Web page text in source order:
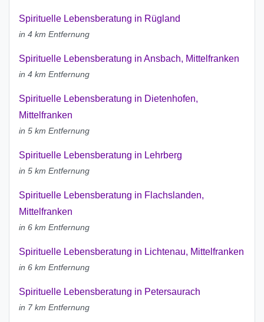
Spirituelle Lebensberatung in Rügland
in 4 km Entfernung
Spirituelle Lebensberatung in Ansbach, Mittelfranken
in 4 km Entfernung
Spirituelle Lebensberatung in Dietenhofen,
Mittelfranken
in 5 km Entfernung
Spirituelle Lebensberatung in Lehrberg
in 5 km Entfernung
Spirituelle Lebensberatung in Flachslanden,
Mittelfranken
in 6 km Entfernung
Spirituelle Lebensberatung in Lichtenau, Mittelfranken
in 6 km Entfernung
Spirituelle Lebensberatung in Petersaurach
in 7 km Entfernung